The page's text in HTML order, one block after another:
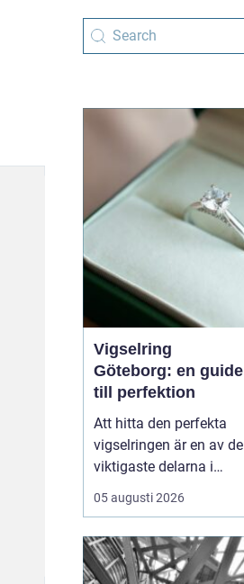
Vigselring
Göteborg: en guide
till perfektion
Att hitta den perfekta
vigselringen är en av de
viktigaste delarna i
förberedelserna inför ert
liv tillsammans.
inte bara en fras, det
handlar om att hitta en
05 augusti 2026